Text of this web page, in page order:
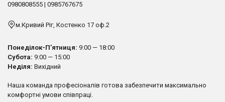
0980808555 | 0985767675
м.Кривий Ріг, Костенко 17 оф.2
Понеділок-П’ятниця: 9:00 — 18:00
Субота: 9:00 — 15:00
Неділя: Вихідний
Наша команда професіоналів готова забезпечити максимально
комфортні умови співпраці.